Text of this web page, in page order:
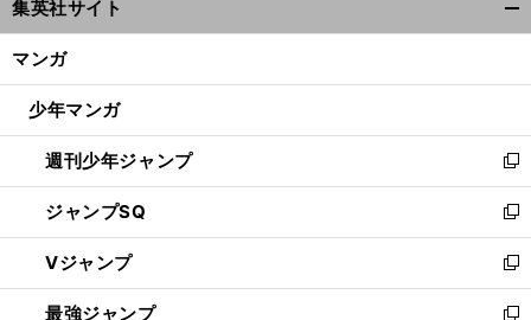
ィ
ン
ウ
開
く
集英社サイト
マンガ
少年マンガ
週刊少年ジャンプ
新
し
い
ウ
ィ
ン
ド
ジャンプSQ
新
し
い
ウ
Vジャンプ
新
し
最強ジャンプ